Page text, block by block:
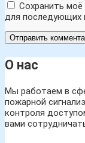
Сохранить моё
для последующих
О нас
Мы работаем в
пожарной
контроля
вами